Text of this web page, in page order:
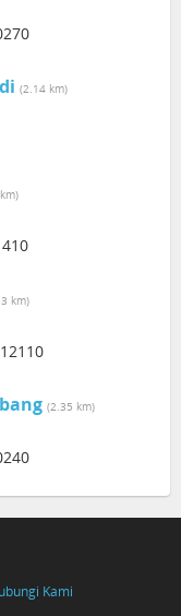
(2.14 km)
km)
(2.35 km)
Kami